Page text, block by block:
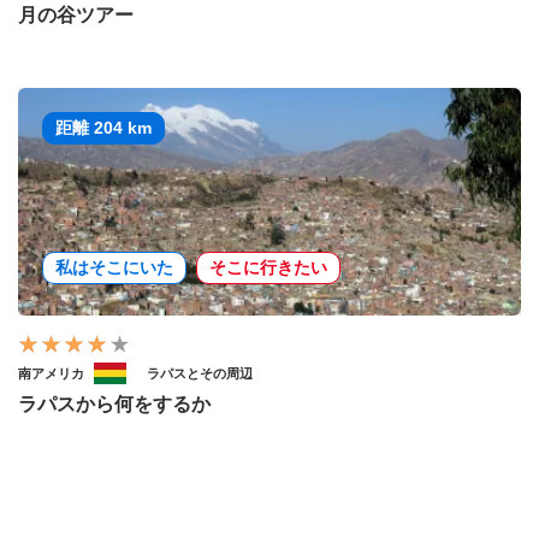
月の谷ツアー
距離 204 km
私はそこにいた そこに行きたい
南アメリカ ラパスとその周辺
ラパスから何をするか